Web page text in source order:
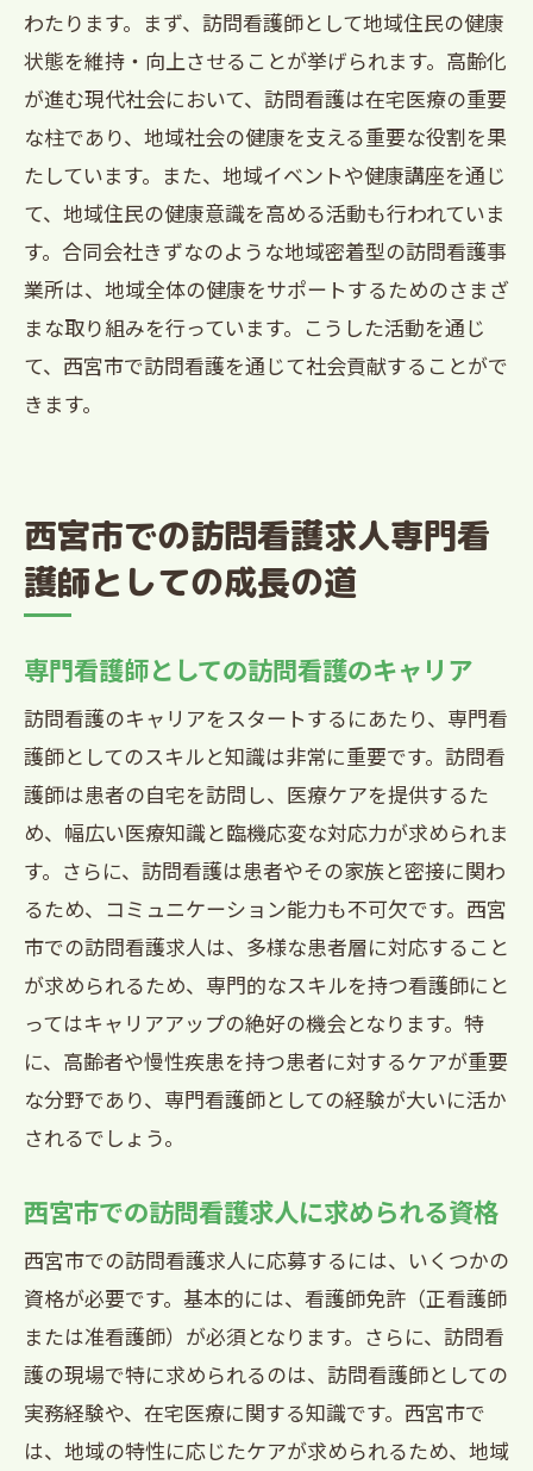
わたります。まず、訪問看護師として地域住民の健康
状態を維持・向上させることが挙げられます。高齢化
が進む現代社会において、訪問看護は在宅医療の重要
な柱であり、地域社会の健康を支える重要な役割を果
たしています。また、地域イベントや健康講座を通じ
て、地域住民の健康意識を高める活動も行われていま
す。合同会社きずなのような地域密着型の訪問看護事
業所は、地域全体の健康をサポートするためのさまざ
まな取り組みを行っています。こうした活動を通じ
て、西宮市で訪問看護を通じて社会貢献することがで
きます。
西宮市での訪問看護求人専門看
護師としての成長の道
専門看護師としての訪問看護のキャリア
訪問看護のキャリアをスタートするにあたり、専門看
護師としてのスキルと知識は非常に重要です。訪問看
護師は患者の自宅を訪問し、医療ケアを提供するた
め、幅広い医療知識と臨機応変な対応力が求められま
す。さらに、訪問看護は患者やその家族と密接に関わ
るため、コミュニケーション能力も不可欠です。西宮
市での訪問看護求人は、多様な患者層に対応すること
が求められるため、専門的なスキルを持つ看護師にと
ってはキャリアアップの絶好の機会となります。特
に、高齢者や慢性疾患を持つ患者に対するケアが重要
な分野であり、専門看護師としての経験が大いに活か
されるでしょう。
西宮市での訪問看護求人に求められる資格
西宮市での訪問看護求人に応募するには、いくつかの
資格が必要です。基本的には、看護師免許（正看護師
または准看護師）が必須となります。さらに、訪問看
護の現場で特に求められるのは、訪問看護師としての
実務経験や、在宅医療に関する知識です。西宮市で
は、地域の特性に応じたケアが求められるため、地域